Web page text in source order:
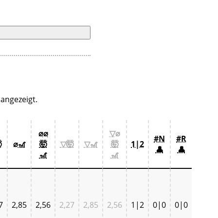
⌀🎢
⌀⌀
🤯
🎢
▽🤯 ▽🎢
▽⌀
🤯
🎢
1|2
#N
👤
#R
👤
2,85 2,56 2,27 2,85 2,56 1|2 0|0 0|0